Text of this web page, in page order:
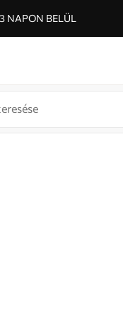
NAPON BELÜL